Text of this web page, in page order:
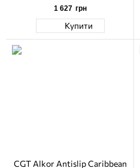
1 627 грн
Купити
CGT Alkor Antislip Caribbean